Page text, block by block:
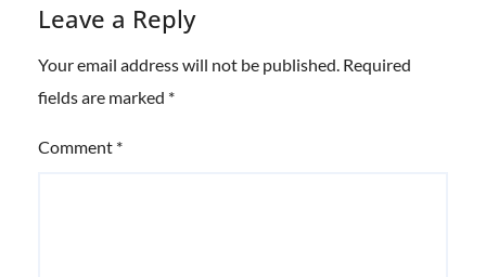
Leave a Reply
Your email address will not be published. Required
fields are marked *
Comment *